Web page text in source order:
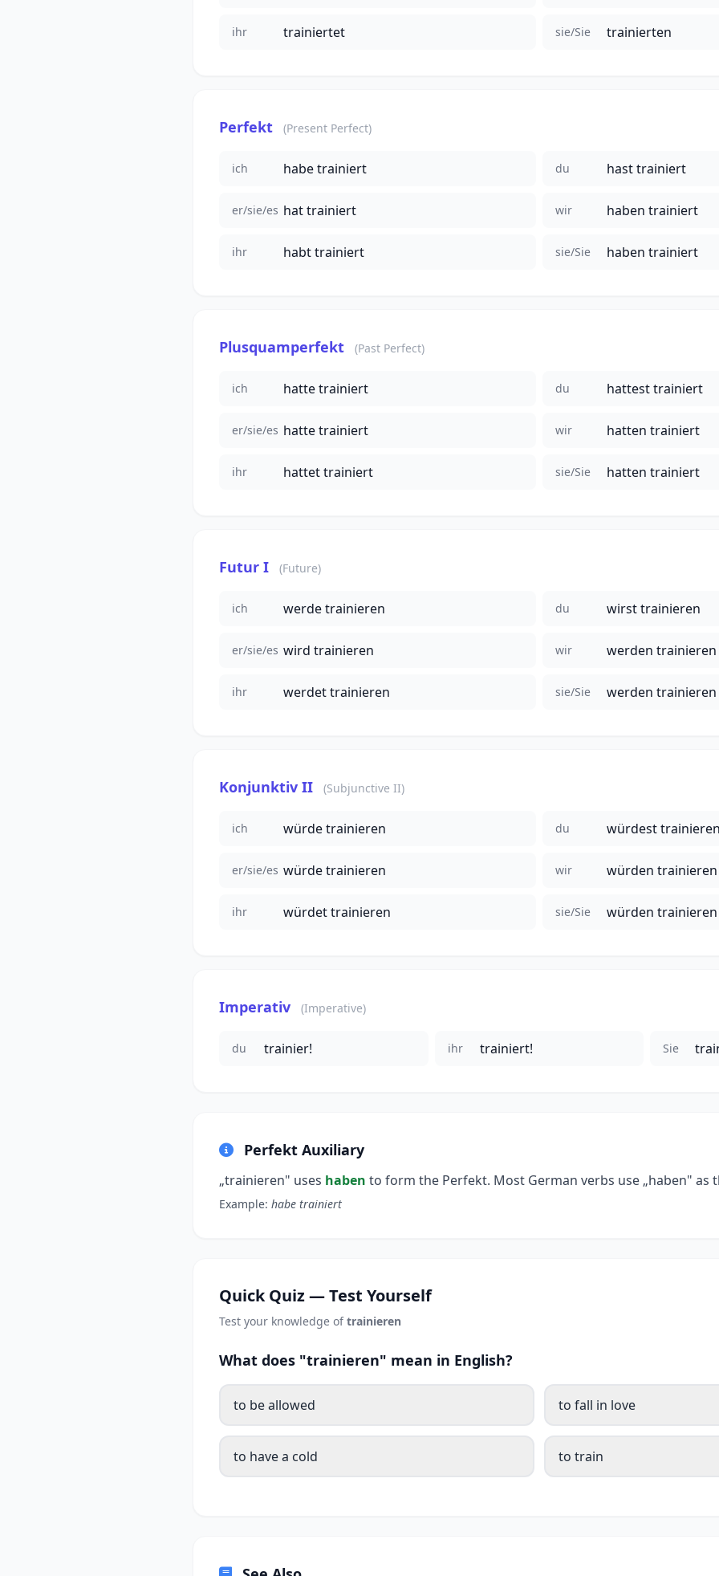
ihr trainiertet sie/Sie trainierten
Perfekt (Present Perfect)
ich habe trainiert du hast trainiert
er/sie/es hat trainiert wir haben trainiert
ihr habt trainiert sie/Sie haben trainiert
Plusquamperfekt (Past Perfect)
ich hatte trainiert du hattest trainiert
er/sie/es hatte trainiert wir hatten trainiert
ihr hattet trainiert sie/Sie hatten trainiert
Futur I (Future)
ich werde trainieren du wirst trainieren
er/sie/es wird trainieren wir werden trainieren
ihr werdet trainieren sie/Sie werden trainieren
Konjunktiv II (Subjunctive II)
ich würde trainieren du würdest
er/sie/es würde trainieren wir würden trainieren
ihr würdet trainieren sie/Sie würden trainieren
Imperativ (Imperative)
du trainier! ihr trainiert! Sie
Perfekt Auxiliary
„trainieren" uses haben to form the Perfekt. Most German verbs use „haben" as
Example: habe trainiert
Quick Quiz — Test Yourself
Test your knowledge oftrainieren
What does "trainieren" mean in English?
to be allowed to fall in love
to have a cold to train